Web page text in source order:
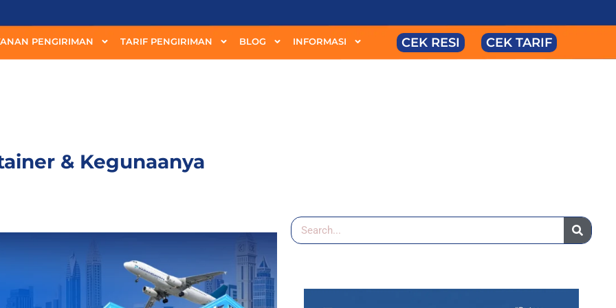
CEK TARIF
CEK RESI
PENGIRIMAN TARIF PENGIRIMAN BLOG INFORMASI
& Kegunaanya